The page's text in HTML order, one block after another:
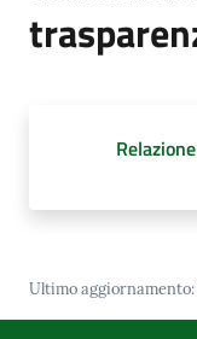
Amministrazione
Trasparente
Seguici
su
Ultimo aggiornamento: